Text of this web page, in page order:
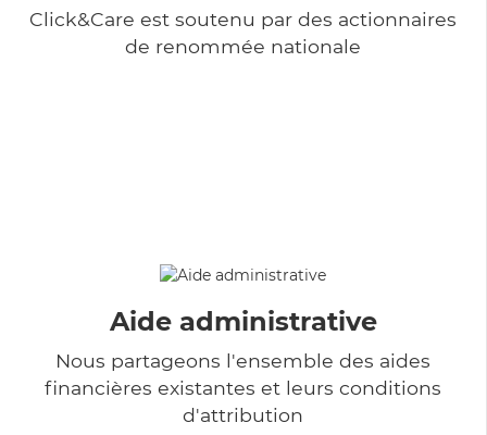
Click&Care est soutenu par des actionnaires
de renommée nationale
Aide administrative
Nous partageons l'ensemble des aides
financières existantes et leurs conditions
d'attribution